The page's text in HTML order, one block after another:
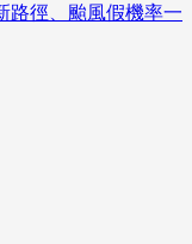
路徑、颱風假機率一